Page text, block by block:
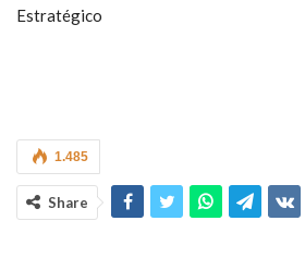
Estratégico
1.485
Share